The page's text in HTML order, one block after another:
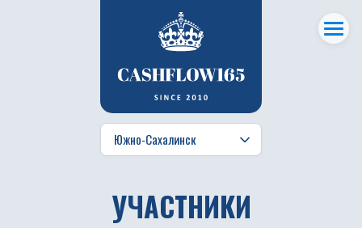
УЧАСТНИКИ